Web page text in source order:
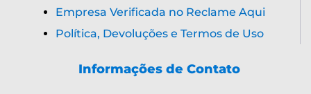
Empresa Verificada no Reclame Aqui
Política, Devoluções e Termos de Uso
Informações de Contato